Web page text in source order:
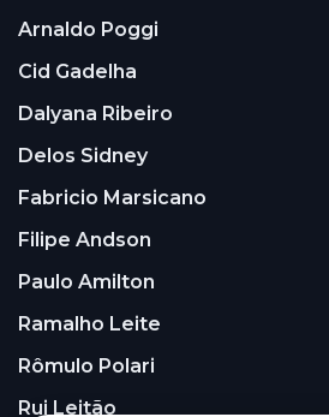
Arnaldo Poggi
Cid Gadelha
Dalyana Ribeiro
Delos Sidney
Fabricio Marsicano
Filipe Andson
Paulo Amilton
Ramalho Leite
Rômulo Polari
Rui Leitão